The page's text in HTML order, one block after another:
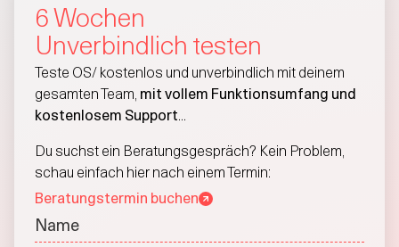
6 Wochen
Unverbindlich testen
Teste OS/ kostenlos und unverbindlich mit deinem
gesamten Team, mit vollem Funktionsumfang und
kostenlosem Support...
Du suchst ein Beratungsgespräch? Kein Problem,
schau einfach hier nach einem Termin:
Beratungstermin buchen